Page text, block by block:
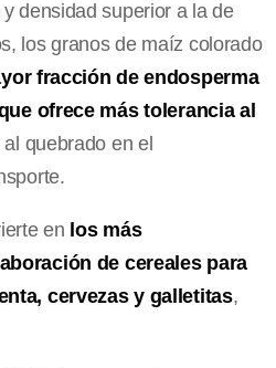
densidad superior a la de
los granos de maíz colorado
fracción de endosperma
ofrece más tolerancia al
quebrado en el
en los más
de cereales para
cervezas y galletitas,